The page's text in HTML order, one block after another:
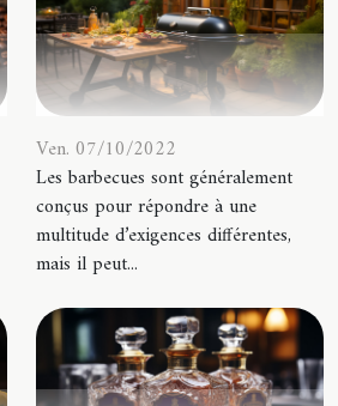
Ven. 07/10/2022
Les barbecues sont généralement
conçus pour répondre à une
multitude d’exigences différentes,
mais il peut...